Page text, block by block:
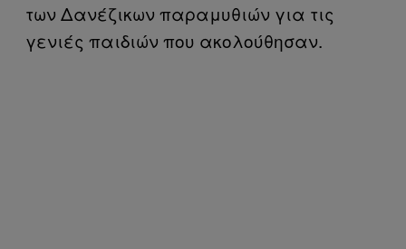
των Δανέζικων παραμυθιών για τις
γενιές παιδιών που ακολούθησαν.